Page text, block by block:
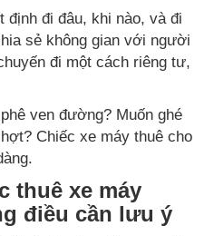
định đi đâu, khi nào, và đi
sẻ không gian với người
đi một cách riêng tư,
ven đường? Muốn ghé
Chiếc xe máy thuê cho
thuê xe máy
điều cần lưu ý